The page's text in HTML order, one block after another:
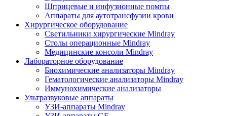
Шприцевые и инфузионные помпы
Аппараты для аутотрансфузии крови
Хирургическое оборудование
Светильники хирургические Mindray
Столы операционные Mindray
Медицинские консоли Mindray
Лабораторное оборудование
Биохимические анализаторы Mindray
Гематологические анализаторы Mindray
Иммунохимические анализаторы
Ультразвуковые аппараты
УЗИ-аппараты Mindray